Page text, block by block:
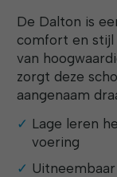
De Dalton is
comfort en stijl
van
zorgt deze
aangenaam
Lage leren
voering